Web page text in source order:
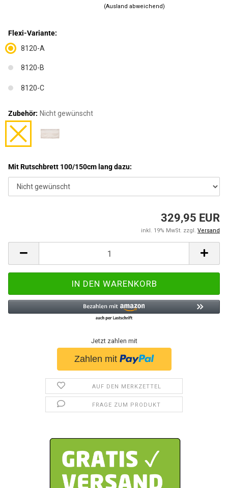
(Ausland abweichend)
Flexi-Variante:
8120-A
8120-B
8120-C
Zubehör: Nicht gewünscht
Mit Rutschbrett 100/150cm lang dazu:
329,95 EUR
inkl. 19% MwSt. zzgl. Versand
Jetzt zahlen mit
AUF DEN MERKZETTEL
FRAGE ZUM PRODUKT